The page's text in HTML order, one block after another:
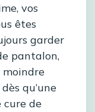
vos
êtes
garder
pantalon,
moindre
qu’une
cure de